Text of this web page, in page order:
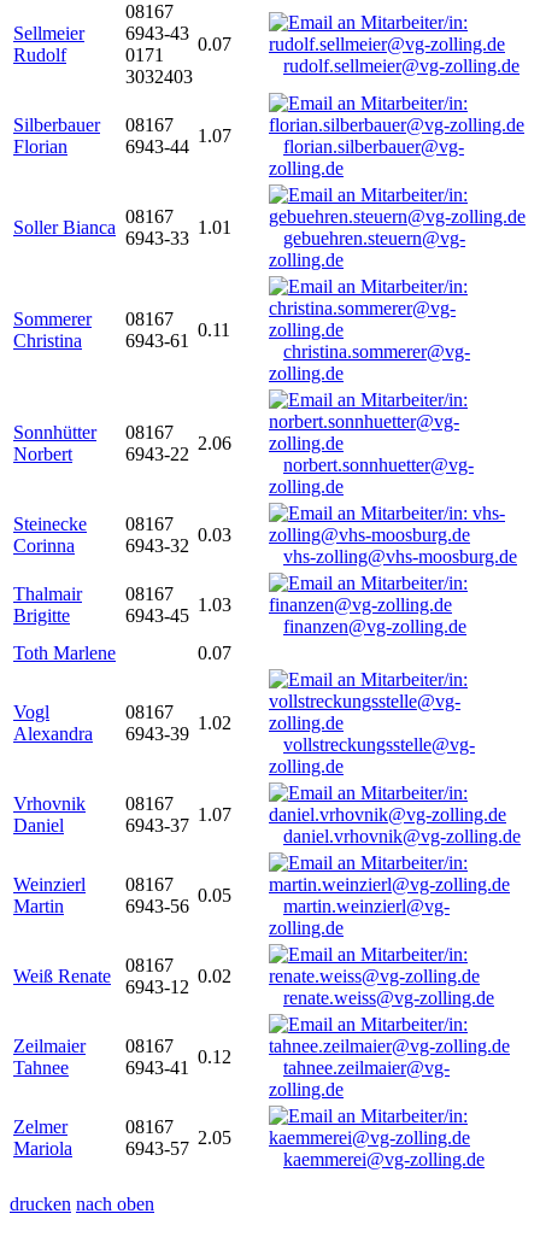
Sellmeier
Rudolf
08167
6943-43
0171
3032403
0.07
rudolf.sellmeier@vg-zolling.de
Silberbauer
Florian
08167
6943-44
1.07
florian.silberbauer@vg-
zolling.de
Soller Bianca
08167
6943-33
1.01
gebuehren.steuern@vg-
zolling.de
Sommerer
Christina
08167
6943-61
0.11
christina.sommerer@vg-
zolling.de
Sonnhütter
Norbert
08167
6943-22
2.06
norbert.sonnhuetter@vg-
zolling.de
Steinecke
Corinna
08167
6943-32
0.03
vhs-zolling@vhs-moosburg.de
Thalmair
Brigitte
08167
6943-45
1.03
finanzen@vg-zolling.de
Toth Marlene
0.07
Vogl
Alexandra
08167
6943-39
1.02
vollstreckungsstelle@vg-
zolling.de
Vrhovnik
Daniel
08167
6943-37
1.07
daniel.vrhovnik@vg-zolling.de
Weinzierl
Martin
08167
6943-56
0.05
martin.weinzierl@vg-
zolling.de
Weiß Renate
08167
6943-12
0.02
renate.weiss@vg-zolling.de
Zeilmaier
Tahnee
08167
6943-41
0.12
tahnee.zeilmaier@vg-
zolling.de
Zelmer
Mariola
08167
6943-57
2.05
kaemmerei@vg-zolling.de
drucken nach oben